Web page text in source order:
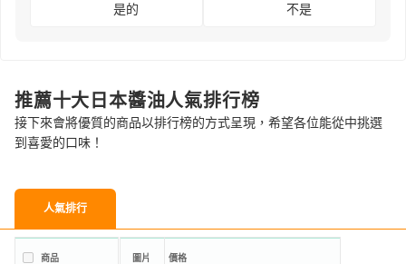
是的 不是
推薦十大日本醬油人氣排行榜
接下來會將優質的商品以排行榜的方式呈現，希望各位能從中挑選
到喜愛的口味！
人氣排行
商品 圖片 價格